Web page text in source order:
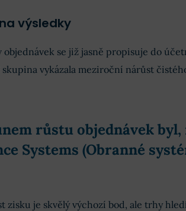
výsledky
objednávek se již jasně propisuje do
vykázala meziroční nárůst
růstu objednávek byl,
Systems (Obranné
zisku je skvělý výchozí bod, ale trhy